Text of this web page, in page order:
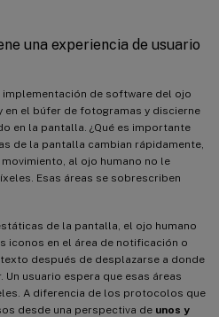
una experiencia de usuario
implementación de software del ojo
en el búfer de fotogramas y discierne
en la pantalla. ¿Qué es importante
de la pantalla cambian rápidamente,
al ojo humano no le
Esas áreas se sobrescriben
de la pantalla, el ojo humano
iconos en el área de notificación o
después de desplazarse a donde
Un usuario espera que esas áreas
A diferencia de los protocolos que
desde una perspectiva de unos y